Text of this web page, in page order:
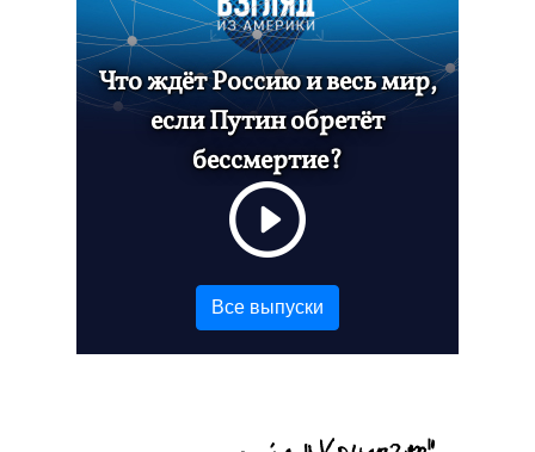
Что ждёт Россию и весь мир,
если Путин обретёт
бессмертие?
Все выпуски